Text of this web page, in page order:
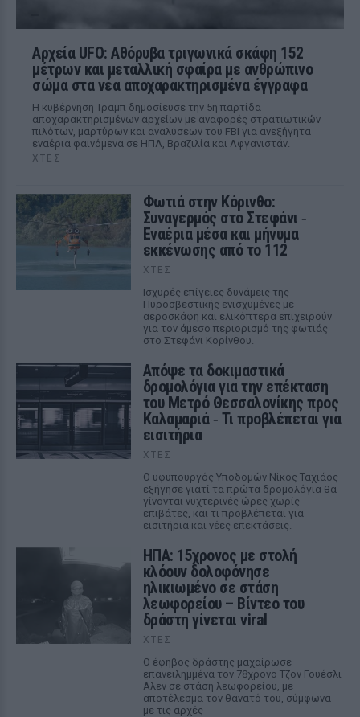
Αρχεία UFO: Αθόρυβα τριγωνικά σκάφη 152
μέτρων και μεταλλική σφαίρα με ανθρώπινο
σώμα στα νέα αποχαρακτηρισμένα έγγραφα
Η κυβέρνηση Τραμπ δημοσίευσε την 5η παρτίδα
αποχαρακτηρισμένων αρχείων με αναφορές στρατιωτικών
πιλότων, μαρτύρων και αναλύσεων του FBI για ανεξήγητα
εναέρια φαινόμενα σε ΗΠΑ, Βραζιλία και Αφγανιστάν.
ΧΤΕΣ
Φωτιά στην Κόρινθο:
Συναγερμός στο Στεφάνι ‑
Εναέρια μέσα και μήνυμα
εκκένωσης από το 112
ΧΤΕΣ
Ισχυρές επίγειες δυνάμεις της
Πυροσβεστικής ενισχυμένες με
αεροσκάφη και ελικόπτερα επιχειρούν
για τον άμεσο περιορισμό της φωτιάς
στο Στεφάνι Κορίνθου.
Απόψε τα δοκιμαστικά
δρομολόγια για την επέκταση
του Μετρό Θεσσαλονίκης προς
Καλαμαριά ‑ Τι προβλέπεται για
εισιτήρια
ΧΤΕΣ
Ο υφυπουργός Υποδομών Νίκος Ταχιάος
εξήγησε γιατί τα πρώτα δρομολόγια θα
γίνονται νυχτερινές ώρες χωρίς
επιβάτες, και τι προβλέπεται για
εισιτήρια και νέες επεκτάσεις.
ΗΠΑ: 15χρονος με στολή
κλόουν δολοφόνησε
ηλικιωμένο σε στάση
λεωφορείου – Βίντεο του
δράστη γίνεται viral
ΧΤΕΣ
Ο έφηβος δράστης μαχαίρωσε
επανειλημμένα τον 78χρονο Τζον Γουέσλι
Αλεν σε στάση λεωφορείου, με
αποτέλεσμα τον θάνατό του, σύμφωνα
με τις αρχές